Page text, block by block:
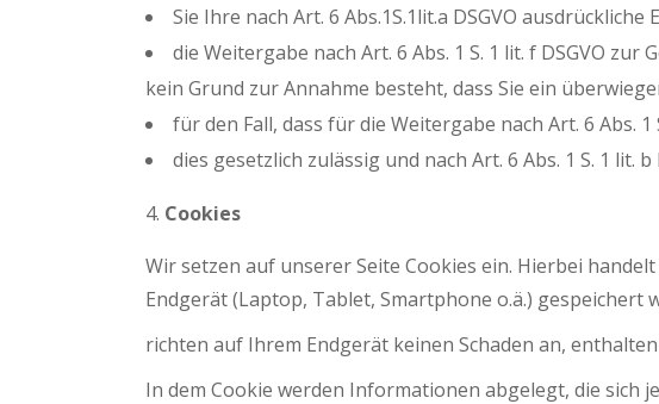
Sie Ihre nach Art. 6 Abs.1S.1lit.a DSGVO
die Weitergabe nach Art. 6 Abs. 1 S. 1 lit. f DSGVO
kein Grund zur Annahme besteht, dass Sie ein
für den Fall, dass für die Weitergabe nach Art. 6 Abs.
dies gesetzlich zulässig und nach Art. 6 Abs. 1 S. 1
Cookies
Wir setzen auf unserer Seite Cookies ein. Hierbei
Endgerät (Laptop, Tablet, Smartphone o.ä.) gespeichert
richten auf Ihrem Endgerät keinen Schaden an,
In dem Cookie werden Informationen abgelegt, die sich